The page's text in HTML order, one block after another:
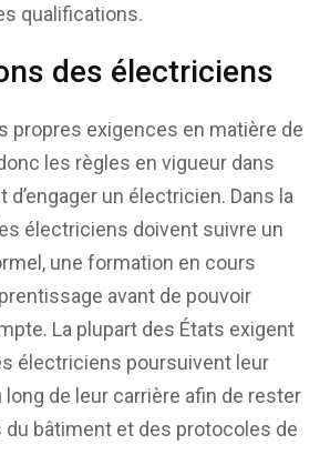
qualifications.
des électriciens
propres exigences en matière de
les règles en vigueur dans
d’engager un électricien. Dans la
électriciens doivent suivre un
une formation en cours
avant de pouvoir
La plupart des États exigent
électriciens poursuivent leur
de leur carrière afin de rester
du bâtiment et des protocoles de